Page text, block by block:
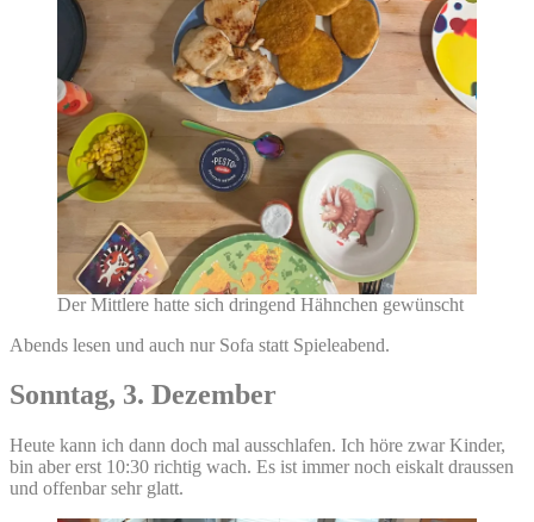
Der Mittlere hatte sich dringend Hähnchen gewünscht
Abends lesen und auch nur Sofa statt Spieleabend.
Sonntag, 3. Dezember
Heute kann ich dann doch mal ausschlafen. Ich höre zwar Kinder,
bin aber erst 10:30 richtig wach. Es ist immer noch eiskalt draussen
und offenbar sehr glatt.